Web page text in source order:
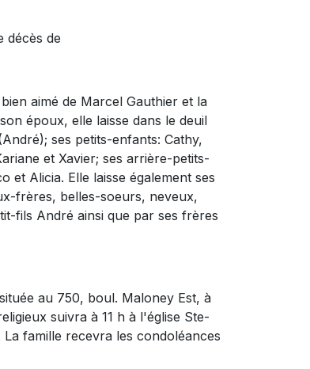
décès de
aimé de Marcel Gauthier et la
époux, elle laisse dans le deuil
ses petits-enfants: Cathy,
et Xavier; ses arrière-petits-
et Alicia. Elle laisse également ses
frères, belles-soeurs, neveux,
fils André ainsi que par ses frères
au 750, boul. Maloney Est, à
suivra à 11 h à l'église Ste-
famille recevra les condoléances